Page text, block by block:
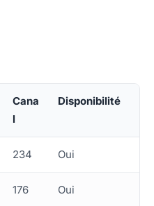
Cana
l
Disponibilité
234 Oui
176 Oui